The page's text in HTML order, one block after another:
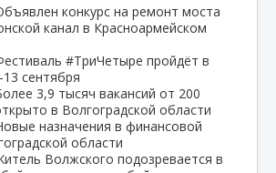
конкурс на ремонт моста
канал в Красноармейском
#ТриЧетыре пройдёт в
сентября
3,9 тысяч вакансий от 200
в Волгоградской области
назначения в финансовой
области
Волжского подозревается в